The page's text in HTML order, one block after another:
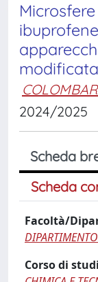
modificata
2024/2025
Scheda
Scheda
Facoltà/
Corso di